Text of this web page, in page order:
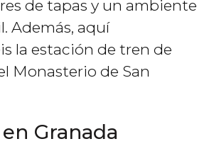
de tapas y un ambiente
Además, aquí
la estación de tren de
Monasterio de San
Granada